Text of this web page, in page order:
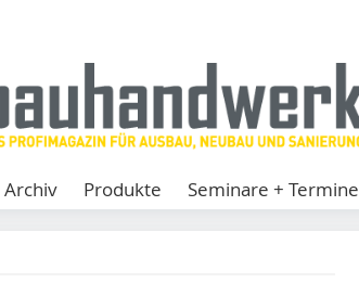
Archiv Produkte Seminare + Termine